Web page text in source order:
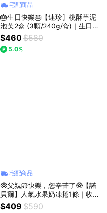
宅配商品
🎂生日快樂🎂【連珍】桃酥芋泥
泡芙2盒 (3顆/240g/盒)｜生日｜
慶生｜
$460 $580
5.0%
宅配商品
🥸父親節快樂，您辛苦了🥸【諾
貝爾】人氣水果奶凍捲1條｜收
禮人可選口味
$409 $590